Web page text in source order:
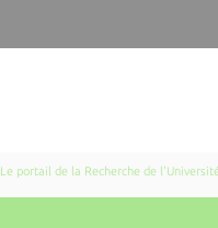
Le portail de la Recherche de